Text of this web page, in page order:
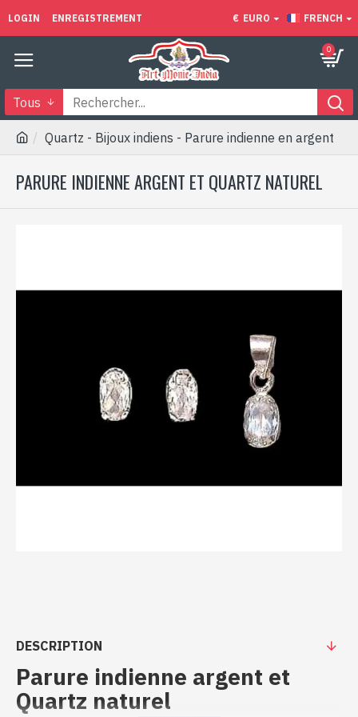
LOGIN ENREGISTREMENT € EURO FRENCH
0
Tous
Quartz - Bijoux indiens - Parure indienne en argent
PARURE INDIENNE ARGENT ET QUARTZ NATUREL
DESCRIPTION
Parure indienne argent et
Quartz naturel